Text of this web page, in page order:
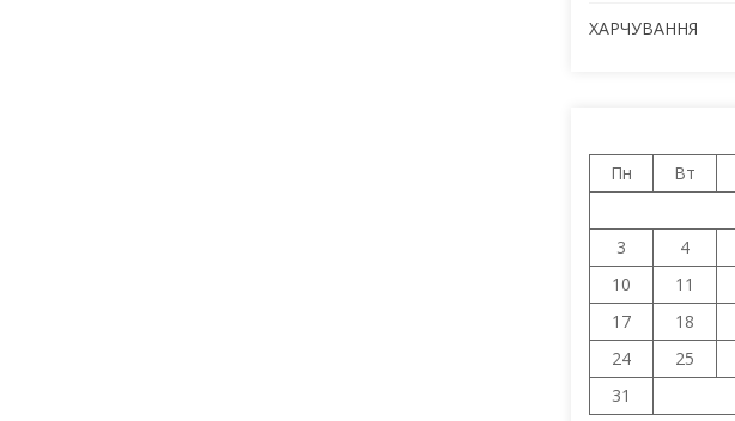
ХАРЧУВАННЯ
Пн
Вт
3
4
10
11
17
18
24
25
31